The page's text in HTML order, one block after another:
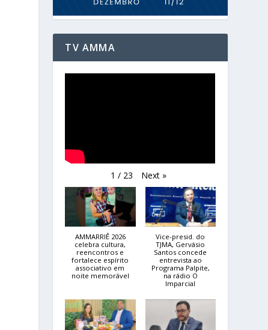
TV AMMA
1 / 23 Next »
AMMARRIÊ 2026
celebra cultura,
reencontros e
fortalece espírito
associativo em
noite memorável
Vice-presid. do
TJMA, Gervásio
Santos concede
entrevista ao
Programa Palpite,
na rádio O
Imparcial